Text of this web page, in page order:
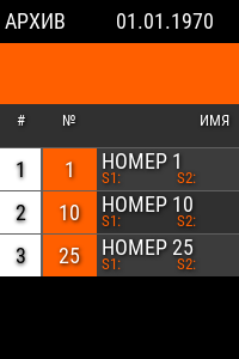
АРХИВ 01.01.1970
# № ИМЯ
1 1 НОМЕР 1
S1: S2:
2
10 НОМЕР 10
S1: S2:
3
25 НОМЕР 25
S1: S2: